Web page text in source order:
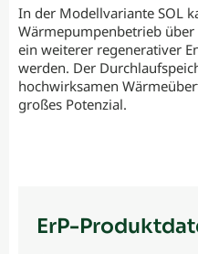
In der Modellvariante SOL
Wärmepumpenbetrieb
ein weiterer regenerativer
werden. Der
hochwirksamen
großes Potenzial.
ErP-